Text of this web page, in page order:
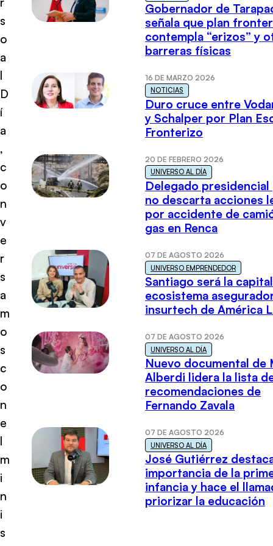
s
o
a
l
D
í
a
,
c
o
n
v
e
r
s
a
m
o
s
c
o
n
e
l
m
i
n
i
s
Gobernador de
señala que plan
contempla “erizos” y
barreras físicas
16 DE MARZO 2026
NOTICIAS
Duro cruce entre
y Schalper por Plan
Fronterizo
20 DE FEBRERO 2026
UNIVERSO AL DÍA
Delegado presidencial
no descarta acciones
por accidente de
gas en Renca
07 DE AGOSTO 2026
UNIVERSO EMPRENDEDOR
Santiago será la
ecosistema
insurtech de América
07 DE AGOSTO 2026
UNIVERSO AL DÍA
Nuevo documental de
Alberdi lidera la lista
recomendaciones de
Fernando Zavala
07 DE AGOSTO 2026
UNIVERSO AL DÍA
José Gutiérrez
importancia de la
infancia y hace el
priorizar la educación